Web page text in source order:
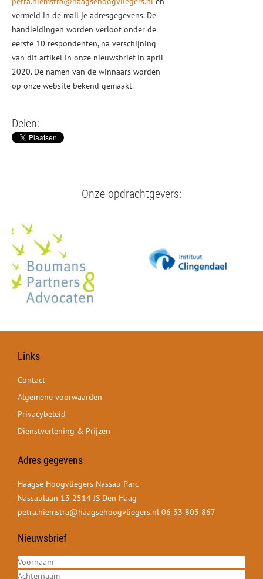
vermeld in de mail je adresgegevens. De
handleidingen worden verloot onder de
eerste 10 respondenten, na verschijning
van dit artikel in onze nieuwsbrief in april
2020. De namen van de winnaars worden
op onze website bekend gemaakt.
Delen:
Onze opdrachtgevers:
Links
Contact
Algemene voorwaarden
Privacybeleid
Dienstverlening & Prijzen
Adres gegevens
Haagse Hoogvliegers Nassau Parc
Nassaulaan 13 2514 JS Den Haag
petra.hiemstra@haagsehoogvliegers.nl 06 33 803 867
Nieuwsbrief